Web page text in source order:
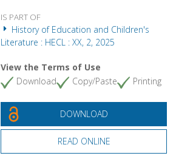
IS PART OF
History of Education and Children's
Literature : HECL : XX, 2, 2025
View the Terms of Use
Download
Copy/Paste Printing
DOWNLOAD
READ ONLINE